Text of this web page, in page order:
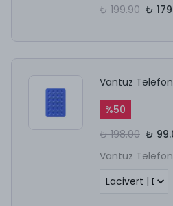
₺ 199.90 ₺
Vantuz
%50
₺ 198.00 ₺
Vantuz